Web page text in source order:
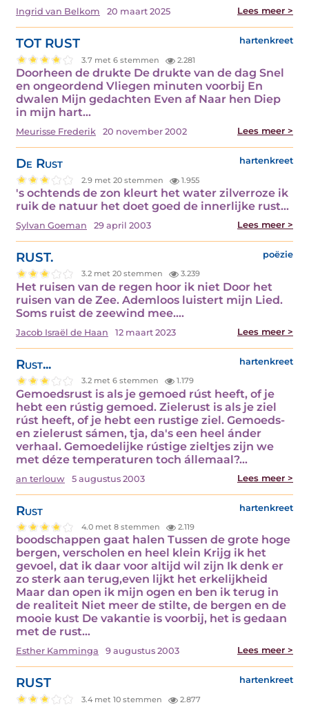
Ingrid van Belkom 20 maart 2025 Lees meer >
TOT RUST hartenkreet
3.7 met 6 stemmen 2.281
Doorheen de drukte De drukte van de dag Snel
en ongeordend Vliegen minuten voorbij En
dwalen Mijn gedachten Even af Naar hen Diep
in mijn hart…
Meurisse Frederik 20 november 2002 Lees meer >
De Rust hartenkreet
2.9 met 20 stemmen 1.955
's ochtends de zon kleurt het water zilverroze ik
ruik de natuur het doet goed de innerlijke rust…
Sylvan Goeman 29 april 2003 Lees meer >
RUST. poëzie
3.2 met 20 stemmen 3.239
Het ruisen van de regen hoor ik niet Door het
ruisen van de Zee. Ademloos luistert mijn Lied.
Soms ruist de zeewind mee.…
Jacob Israël de Haan 12 maart 2023 Lees meer >
Rust... hartenkreet
3.2 met 6 stemmen 1.179
Gemoedsrust is als je gemoed rúst heeft, of je
hebt een rústig gemoed. Zielerust is als je ziel
rúst heeft, of je hebt een rustige ziel. Gemoeds-
en zielerust sámen, tja, da's een heel ánder
verhaal. Gemoedelijke rústige zieltjes zijn we
met déze temperaturen toch állemaal?…
an terlouw 5 augustus 2003 Lees meer >
Rust hartenkreet
4.0 met 8 stemmen 2.119
boodschappen gaat halen Tussen de grote hoge
bergen, verscholen en heel klein Krijg ik het
gevoel, dat ik daar voor altijd wil zijn Ik denk er
zo sterk aan terug,even lijkt het erkelijkheid
Maar dan open ik mijn ogen en ben ik terug in
de realiteit Niet meer de stilte, de bergen en de
mooie kust De vakantie is voorbij, het is gedaan
met de rust…
Esther Kamminga 9 augustus 2003 Lees meer >
RUST hartenkreet
3.4 met 10 stemmen 2.877